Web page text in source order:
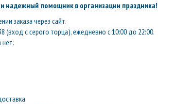
надежный помощник в организации праздника!
заказа через сайт.
(вход с серого торца), ежедневно с 10:00 до 22:00.